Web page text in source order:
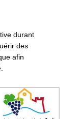
durant
des
afin